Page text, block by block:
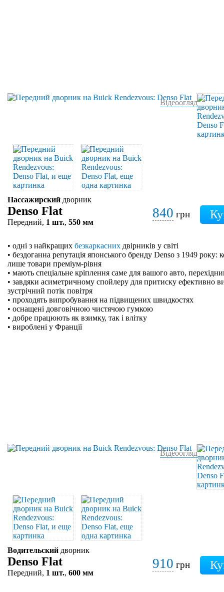
Відеоогляд
Пассажирский дворник
Denso Flat
Передний, 1 шт., 550 мм
840 грн
• одні з найкращих безкаркасних двірників у світі
• бездоганна репутація японського бренду Denso з 1949 року:
лише товари преміум-рівня
• мають спеціальне кріплення саме для вашого авто,
• завдяки асиметричному спойлеру для притиску ефективно
зустрічний потік повітря
• проходять випробування на підвищених швидкостях
• оснащені довговічною чистячою гумкою
• добре працюють як взимку, так і влітку
• вироблені у Франції
Відеоогляд
Водительский дворник
Denso Flat
Передний, 1 шт., 600 мм
910 грн